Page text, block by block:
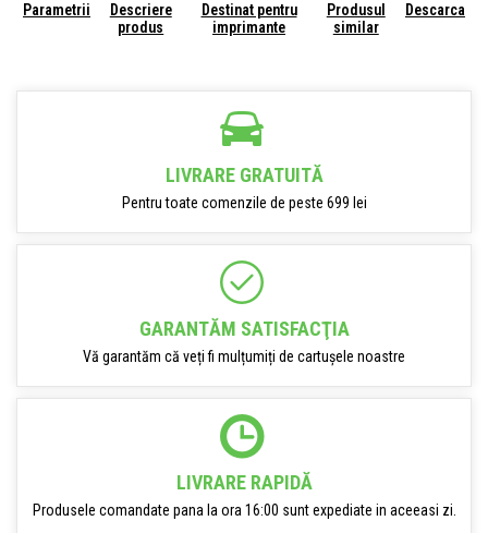
Parametrii
Descriere
produs
Destinat pentru
imprimante
Produsul
similar
Descarca
LIVRARE GRATUITĂ
Pentru toate comenzile de peste 699 lei
GARANTĂM SATISFACŢIA
Vă garantăm că veți fi mulțumiți de cartușele noastre
LIVRARE RAPIDĂ
Produsele comandate pana la ora 16:00 sunt expediate in aceeasi zi.